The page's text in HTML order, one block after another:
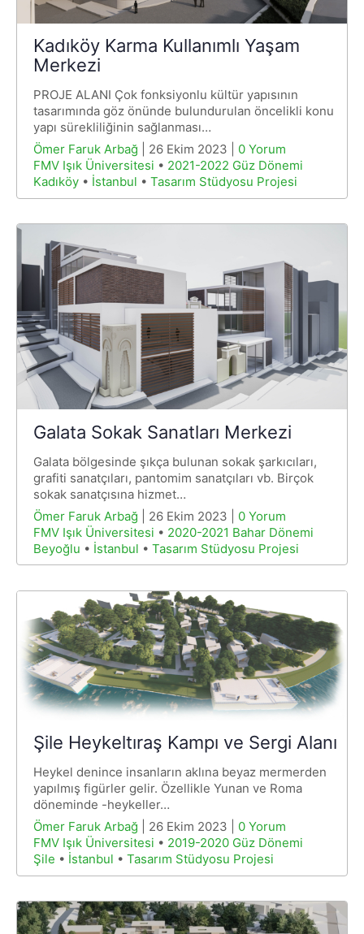
Kadıköy Karma Kullanımlı Yaşam
Merkezi
PROJE ALANI Çok fonksiyonlu kültür yapısının
tasarımında göz önünde bulundurulan öncelikli konu
yapı sürekliliğinin sağlanması…
Ömer Faruk Arbağ | 26 Ekim 2023 | 0 Yorum
FMV Işık Üniversitesi • 2021-2022 Güz Dönemi
Kadıköy • İstanbul • Tasarım Stüdyosu Projesi
Galata Sokak Sanatları Merkezi
Galata bölgesinde şıkça bulunan sokak şarkıcıları,
grafiti sanatçıları, pantomim sanatçıları vb. Birçok
sokak sanatçısına hizmet…
Ömer Faruk Arbağ | 26 Ekim 2023 | 0 Yorum
FMV Işık Üniversitesi • 2020-2021 Bahar Dönemi
Beyoğlu • İstanbul • Tasarım Stüdyosu Projesi
Şile Heykeltıraş Kampı ve Sergi Alanı
Heykel denince insanların aklına beyaz mermerden
yapılmış figürler gelir. Özellikle Yunan ve Roma
döneminde -heykeller…
Ömer Faruk Arbağ | 26 Ekim 2023 | 0 Yorum
FMV Işık Üniversitesi • 2019-2020 Güz Dönemi
Şile • İstanbul • Tasarım Stüdyosu Projesi